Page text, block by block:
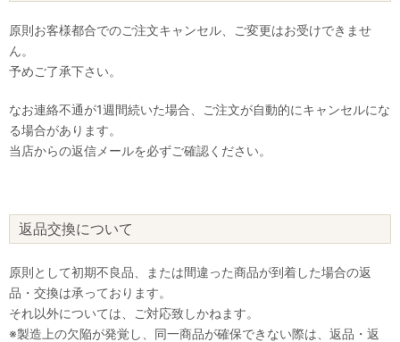
原則お客様都合でのご注文キャンセル、ご変更はお受けできませ
ん。
予めご了承下さい。
なお連絡不通が1週間続いた場合、ご注文が自動的にキャンセルにな
る場合があります。
当店からの返信メールを必ずご確認ください。
返品交換について
原則として初期不良品、または間違った商品が到着した場合の返
品・交換は承っております。
それ以外については、ご対応致しかねます。
※製造上の欠陥が発覚し、同一商品が確保できない際は、返品・返